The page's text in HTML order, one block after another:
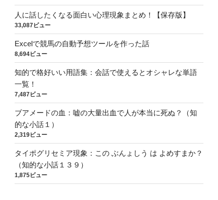
人に話したくなる面白い心理現象まとめ！【保存版】
33,087ビュー
Excelで競馬の自動予想ツールを作った話
8,694ビュー
知的で格好いい用語集：会話で使えるとオシャレな単語
一覧！
7,487ビュー
ブアメードの血：嘘の大量出血で人が本当に死ぬ？（知
的な小話１）
2,319ビュー
タイポグリセミア現象：この ぶんょしう は よめすまか？
（知的な小話１３９）
1,875ビュー